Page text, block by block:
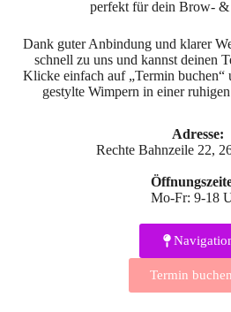
perfekt für dein Brow-
Dank guter Anbindung und klarer
schnell zu uns und kannst deinen
Klicke einfach auf „Termin buchen“
gestylte Wimpern in einer
Adresse:
Rechte Bahnzeile 22,
Mo-Fr: 9-18
Termin buchen